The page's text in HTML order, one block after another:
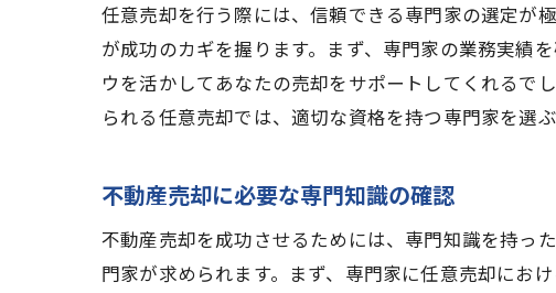
任意売却を行う際には、信頼できる専門家の選定が
が成功のカギを握ります。まず、専門家の業務実績
ウを活かしてあなたの売却をサポートしてくれるで
られる任意売却では、適切な資格を持つ専門家を選
不動産売却に必要な専門知識の確認
不動産売却を成功させるためには、専門知識を持っ
門家が求められます。まず、専門家に任意売却にお